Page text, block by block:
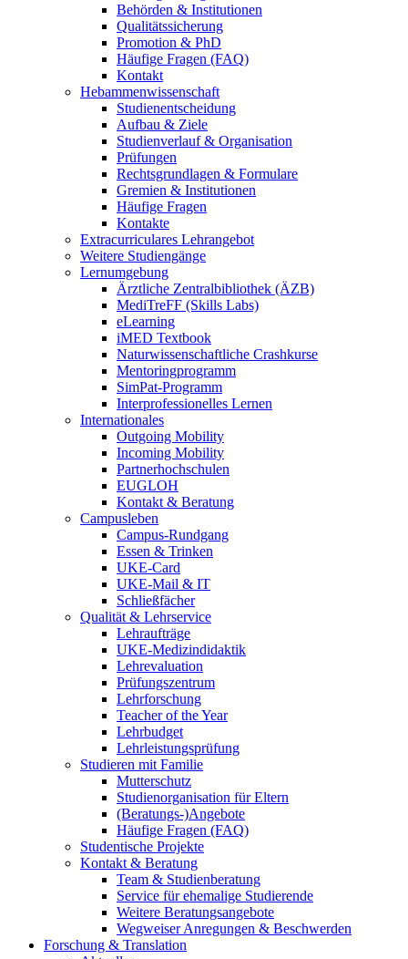
Behörden & Institutionen
Qualitätssicherung
Promotion & PhD
Häufige Fragen (FAQ)
Kontakt
Hebammenwissenschaft
Studienentscheidung
Aufbau & Ziele
Studienverlauf & Organisation
Prüfungen
Rechtsgrundlagen & Formulare
Gremien & Institutionen
Häufige Fragen
Kontakte
Extracurriculares Lehrangebot
Weitere Studiengänge
Lernumgebung
Ärztliche Zentralbibliothek (ÄZB)
MediTreFF (Skills Labs)
eLearning
iMED Textbook
Naturwissenschaftliche Crashkurse
Mentoringprogramm
SimPat-Programm
Interprofessionelles Lernen
Internationales
Outgoing Mobility
Incoming Mobility
Partnerhochschulen
EUGLOH
Kontakt & Beratung
Campusleben
Campus-Rundgang
Essen & Trinken
UKE-Card
UKE-Mail & IT
Schließfächer
Qualität & Lehrservice
Lehraufträge
UKE-Medizindidaktik
Lehrevaluation
Prüfungszentrum
Lehrforschung
Teacher of the Year
Lehrbudget
Lehrleistungsprüfung
Studieren mit Familie
Mutterschutz
Studienorganisation für Eltern
(Beratungs-)Angebote
Häufige Fragen (FAQ)
Studentische Projekte
Kontakt & Beratung
Team & Studienberatung
Service für ehemalige Studierende
Weitere Beratungsangebote
Wegweiser Anregungen & Beschwerden
Forschung & Translation